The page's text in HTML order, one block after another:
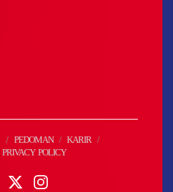
PEDOMAN
KARIR
PRIVACY POLICY